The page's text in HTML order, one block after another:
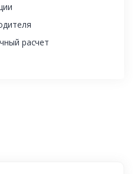
расчет